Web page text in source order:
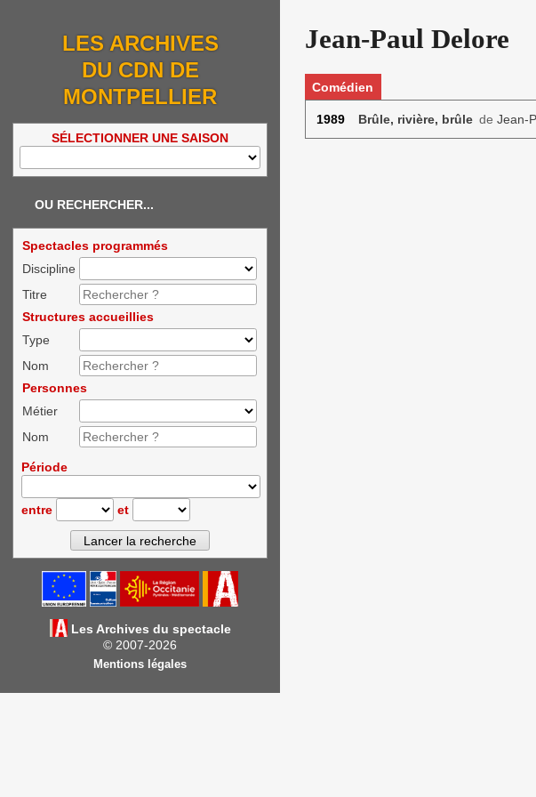
LES ARCHIVES
DU CDN DE
MONTPELLIER
SÉLECTIONNER UNE SAISON
OU RECHERCHER...
Spectacles programmés
Discipline
Titre
Structures accueillies
Type
Nom
Personnes
Métier
Nom
Période
entre et
Les Archives du spectacle
© 2007-2026
Mentions légales
Jean-Paul Delore
Comédien
1989 Brûle, rivière, brûlede Jean-